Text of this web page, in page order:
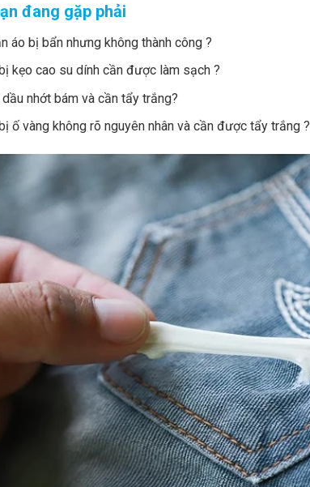
đang gặp phải
áo bị bẩn nhưng không thành công ?
kẹo cao su dính cần được làm sạch ?
nhớt bám và cần tẩy trắng?
ố vàng không rõ nguyên nhân và cần được tẩy trắng ?